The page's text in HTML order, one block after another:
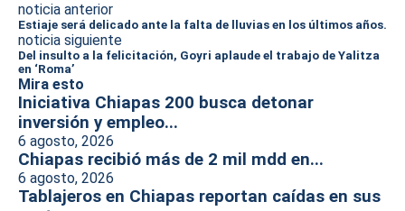
noticia anterior
Estiaje será delicado ante la falta de lluvias en los últimos años.
noticia siguiente
Del insulto a la felicitación, Goyri aplaude el trabajo de Yalitza
en ‘Roma’
Mira esto
Iniciativa Chiapas 200 busca detonar
inversión y empleo...
6 agosto, 2026
Chiapas recibió más de 2 mil mdd en...
6 agosto, 2026
Tablajeros en Chiapas reportan caídas en sus